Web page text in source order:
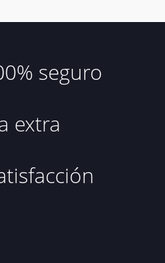
seguro
extra